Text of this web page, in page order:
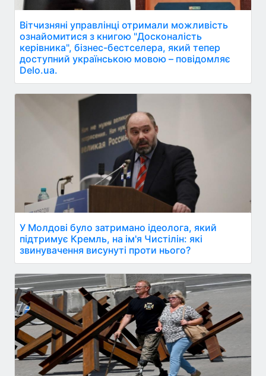
Вітчизняні управлінці отримали можливість
ознайомитися з книгою "Досконалість
керівника", бізнес-бестселера, який тепер
доступний українською мовою – повідомляє
Delo.ua.
У Молдові було затримано ідеолога, який
підтримує Кремль, на ім'я Чистілін: які
звинувачення висунуті проти нього?